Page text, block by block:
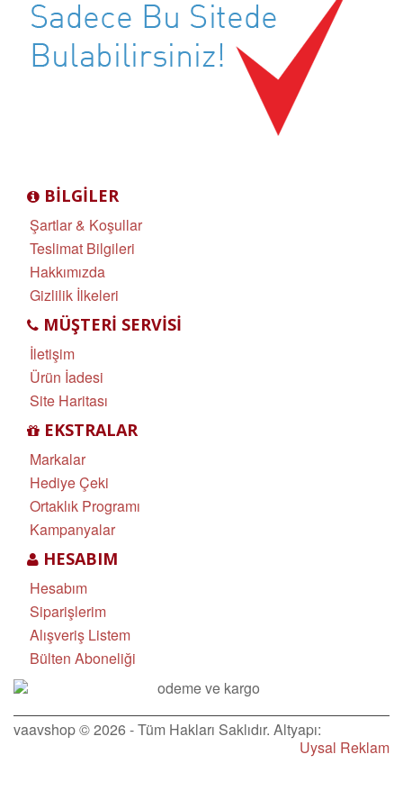
BILGILER
Şartlar & Koşullar
Teslimat Bilgileri
Hakkımızda
Gizlilik İlkeleri
MÜŞTERI SERVISI
İletişim
Ürün İadesi
Site Haritası
EKSTRALAR
Markalar
Hediye Çeki
Ortaklık Programı
Kampanyalar
HESABIM
Hesabım
Siparişlerim
Alışveriş Listem
Bülten Aboneliği
vaavshop © 2026 - Tüm Hakları Saklıdır. Altyapı:
Uysal Reklam